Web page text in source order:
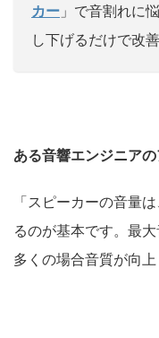
カー 」で音割れに
し下げるだけで改
ある音響エンジニアの
「スピーカーの音量
るのが基本です。最
多くの場合音質が向上